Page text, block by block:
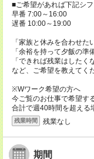
■ご希望があれば下記シフ
早番 7:00～16:00
遅番 10:00～19:00
「家族と休みを合わせた
「余裕を持って夕飯の準
「できれば残業はしたく
など、ご希望を教えてく
※Wワーク希望の方へ
今ご覧のお仕事で希望す
合計で週40時間を超える
残業時間 残業なし
期間